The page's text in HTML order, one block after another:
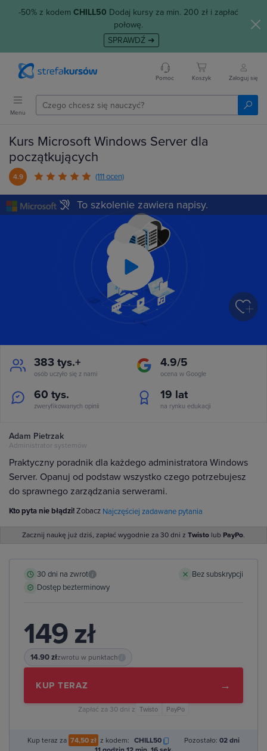
-50% z kodem CHILL50 Dodaj kursy za min. 200 zł i zapłać
połowę.
SPRAWDŹ ➜
Pomoc Koszyk Zaloguj się
Menu
Kurs Microsoft Windows Server dla
początkujących
4.9 (111 ocen)
Play
To szkolenie zawiera napisy.
383 tys.+
osób uczyło się z nami
4.9/5
ocena w Google
60 tys.
zweryfikowanych opinii
19 lat
na rynku edukacji
Adam Pietrzak
Administrator systemów
Praktyczny poradnik dla każdego administratora Windows
Server. Opanuj od podstaw wszystko czego potrzebujesz
do sprawnego zarządzania serwerami.
Kto pyta nie błądzi!Zobacz Najczęściej zadawane pytania
Zacznij naukę już dziś, zapłać wygodnie za 30 dni z Twisto lub PayPo.
30 dni na zwrot i
Bez subskrypcji
Dostęp bezterminowy
149 zł
14.90 złzwrotu w punktach
KUP TERAZ →
Zapłać za 30 dni z Twisto PayPo
Kup teraz za 74,50 zł z kodem: CHILL50 Pozostało: 02 dni